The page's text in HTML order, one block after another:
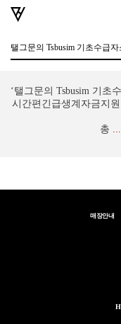
‘탤그문의 Tsbusim 기초
시간편긴급생계자금지
총 ...
매장안내